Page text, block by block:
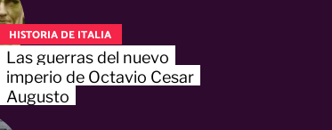
HISTORIA DE ITALIA
Las guerras del nuevo
imperio de Octavio Cesar
Augusto